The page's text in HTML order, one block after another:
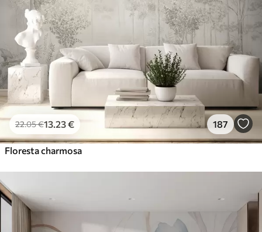
22.05€13 .23€ 187
Floresta charmosa